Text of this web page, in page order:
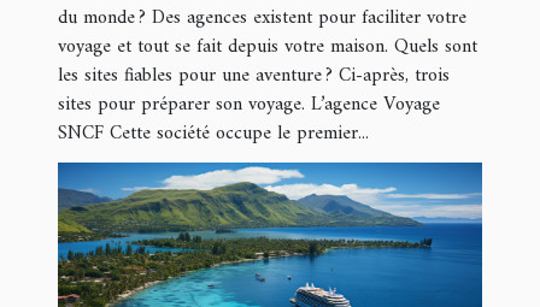
du monde ? Des agences existent pour faciliter votre
voyage et tout se fait depuis votre maison. Quels sont
les sites fiables pour une aventure ? Ci-après, trois
sites pour préparer son voyage. L’agence Voyage
SNCF Cette société occupe le premier...